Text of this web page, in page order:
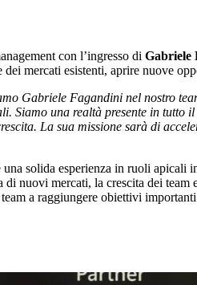
con l’ingresso di Gabriele
mercati esistenti, aprire nuove
Gabriele Fagandini nel nostro
Siamo una realtà presente in
La sua missione sarà di
solida esperienza in ruoli apicali
di nuovi mercati, la crescita dei
a raggiungere obiettivi